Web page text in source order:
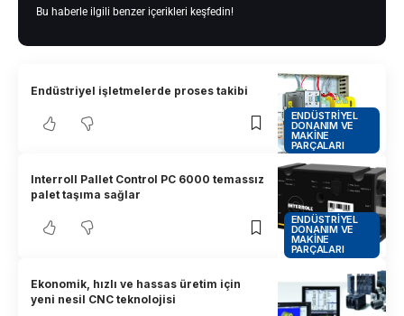
Bu haberle ilgili benzer içerikleri keşfedin!
ENDÜSTRIYEL
DONANIM VE
MAKINE
PARÇALARI
Endüstriyel işletmelerde proses takibi
ENDÜSTRIYEL
DONANIM VE
MAKINE
PARÇALARI
Interroll Pallet Control PC 6000 temassız
palet taşıma sağlar
Ekonomik, hızlı ve hassas üretim için
yeni nesil CNC teknolojisi